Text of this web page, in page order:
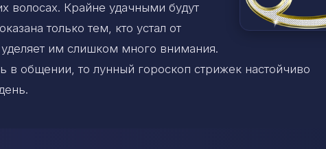
волосах. Крайне удачными будут
только тем, кто устал от
им слишком много внимания.
в общении, то лунный гороскоп стрижек настойчиво